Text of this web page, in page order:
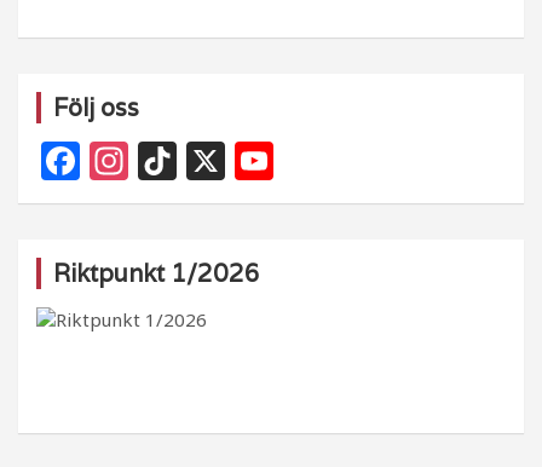
Följ oss
F
a
e
b
k
In
st
g
ra
Ti
k
o
k
X
o
Riktpunkt 1/2026